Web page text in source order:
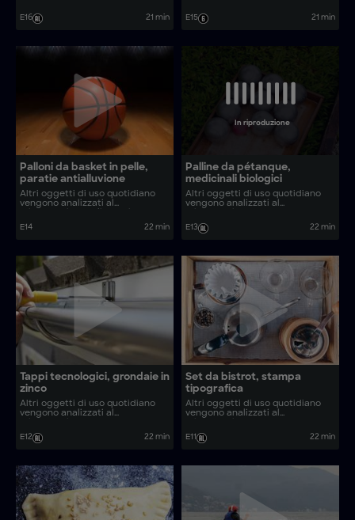
E16 21 min
processi produttivi dietro oggetti
comuni come piatti asiatici in
E15 21 min
Palloni da basket in pelle,
paratie antialluvione
Altri oggetti di uso quotidiano
vengono analizzati al
processi produttivi dietro oggetti
comuni come tele in legno e
E14 22 min
In riproduzione
Palline da pétanque,
medicinali biologici
Altri oggetti di uso quotidiano
vengono analizzati al
realizzati oggetti come finitrici
d’asfalto ed espadrillas basche?
E13 22 min
Tappi tecnologici, grondaie in
zinco
Altri oggetti di uso quotidiano
vengono analizzati al
realizzati oggetti come il
prosciutto basco tradizionale e le
E12 22 min
Set da bistrot, stampa
tipografica
Altri oggetti di uso quotidiano
vengono analizzati al
realizzate le lampade in
ceramica di bambù e i
E11 22 min